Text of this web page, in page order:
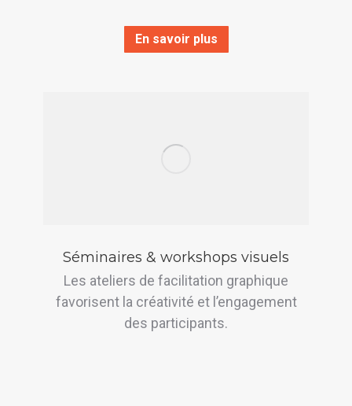
En savoir plus
Séminaires & workshops visuels
Les ateliers de facilitation graphique
favorisent la créativité et l’engagement
des participants.